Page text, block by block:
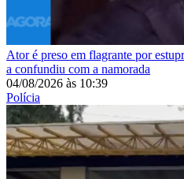
Ator é preso em flagrante por
a confundiu com a namorada
04/08/2026 às 10:39
Polícia